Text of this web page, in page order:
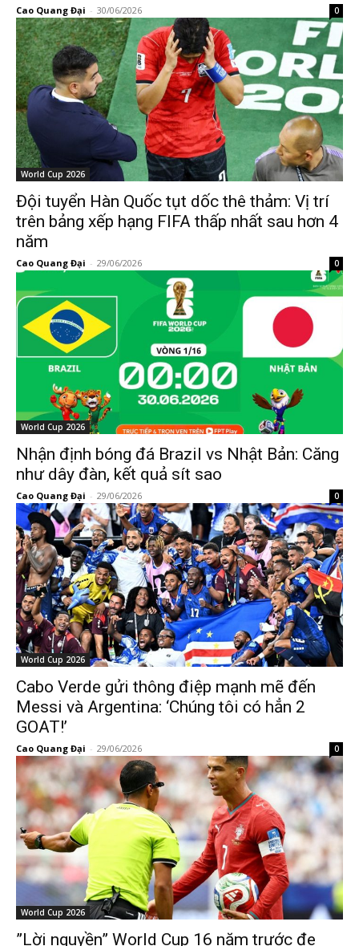
Cao Quang Đại - 30/06/2026 0
World Cup 2026
Đội tuyển Hàn Quốc tụt dốc thê thảm: Vị trí
trên bảng xếp hạng FIFA thấp nhất sau hơn 4
năm
Cao Quang Đại - 29/06/2026 0
World Cup 2026
Nhận định bóng đá Brazil vs Nhật Bản: Căng
như dây đàn, kết quả sít sao
Cao Quang Đại - 29/06/2026 0
World Cup 2026
Cabo Verde gửi thông điệp mạnh mẽ đến
Messi và Argentina: ‘Chúng tôi có hẳn 2
GOAT!’
Cao Quang Đại - 29/06/2026 0
World Cup 2026
”Lời nguyền” World Cup 16 năm trước đe